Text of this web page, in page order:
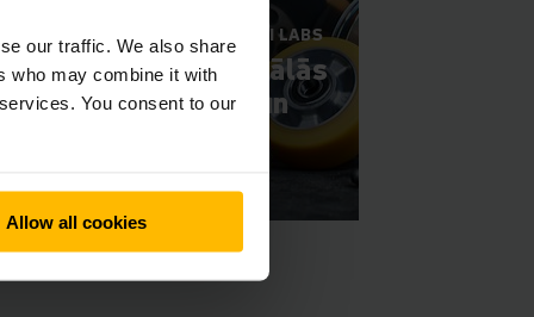
our traffic. We also share
who may combine it with
You consent to our
Allow all cookies
TIKAI ORIĢINĀLS IR PIETIEKAMI LABS
Jungheinrich oriģinālās
rezerves daļas un